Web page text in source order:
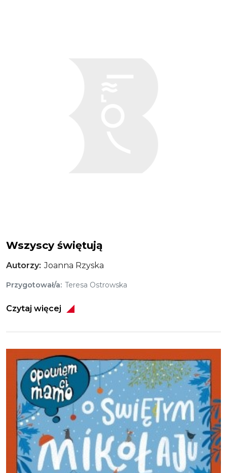
Wszyscy świętują
Autorzy Joanna Rzyska
Przygotował/a Teresa Ostrowska
Czytaj więcej